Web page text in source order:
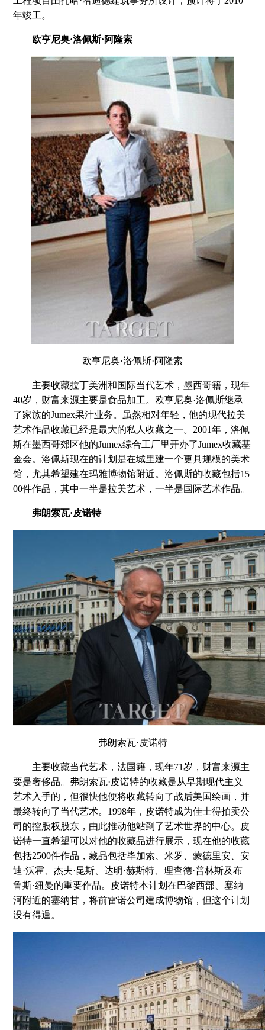
年竣工。
欧亨尼奥·洛佩斯·阿隆索
欧亨尼奥·洛佩斯·阿隆索
主要收藏拉丁美洲和国际当代艺术，墨西哥籍，现年
40岁，财富来源主要是食品加工。欧亨尼奥·洛佩斯继承
了家族的Jumex果汁业务。虽然相对年轻，他的现代拉美
艺术作品收藏已经是最大的私人收藏之一。2001年，洛佩
斯在墨西哥郊区他的Jumex综合工厂里开办了Jumex收藏基
金会。洛佩斯现在的计划是在城里建一个更具规模的美术
馆，尤其希望建在玛雅博物馆附近。洛佩斯的收藏包括15
00件作品，其中一半是拉美艺术，一半是国际艺术作品。
弗朗索瓦·皮诺特
弗朗索瓦·皮诺特
主要收藏当代艺术，法国籍，现年71岁，财富来源主
要是奢侈品。弗朗索瓦·皮诺特的收藏是从早期现代主义
艺术入手的，但很快他便将收藏转向了战后美国绘画，并
最终转向了当代艺术。1998年，皮诺特成为佳士得拍卖公
司的控股权股东，由此推动他站到了艺术世界的中心。皮
诺特一直希望可以对他的收藏品进行展示，现在他的收藏
包括2500件作品，藏品包括毕加索、米罗、蒙德里安、安
迪·沃霍、杰夫·昆斯、达明·赫斯特、理查德·普林斯及布
鲁斯·纽曼的重要作品。皮诺特本计划在巴黎西部、塞纳
河附近的塞纳甘，将前雷诺公司建成博物馆，但这个计划
没有得逞。